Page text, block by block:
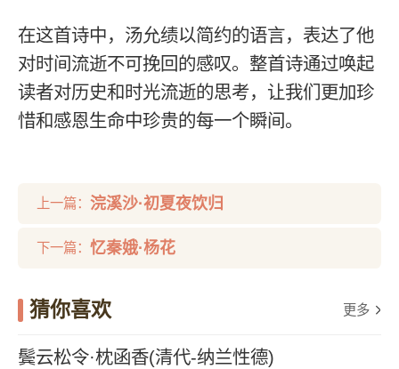
在这首诗中，汤允绩以简约的语言，表达了他
对时间流逝不可挽回的感叹。整首诗通过唤起
读者对历史和时光流逝的思考，让我们更加珍
惜和感恩生命中珍贵的每一个瞬间。
上一篇： 浣溪沙·初夏夜饮归
下一篇： 忆秦娥·杨花
猜你喜欢 更多
鬓云松令·枕函香(清代-纳兰性德)